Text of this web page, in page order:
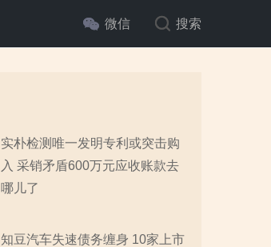
微信 搜索
实朴检测唯一发明专利或突击购
入 采销矛盾600万元应收账款去
哪儿了
知豆汽车失速债务缠身 10家上市